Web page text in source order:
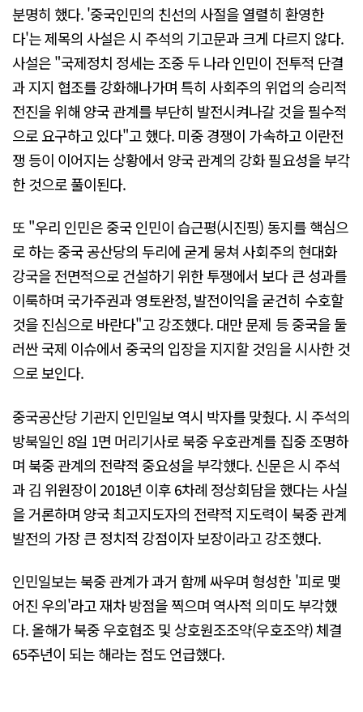
분명히 했다. '중국인민의 친선의 사절을 열렬히 환영한
다'는 제목의 사설은 시 주석의 기고문과 크게 다르지 않다.
사설은 "국제정치 정세는 조중 두 나라 인민이 전투적 단결
과 지지 협조를 강화해나가며 특히 사회주의 위업의 승리적
전진을 위해 양국 관계를 부단히 발전시켜나갈 것을 필수적
으로 요구하고 있다"고 했다. 미중 경쟁이 가속하고 이란전
쟁 등이 이어지는 상황에서 양국 관계의 강화 필요성을 부각
한 것으로 풀이된다.
또 "우리 인민은 중국 인민이 습근평(시진핑) 동지를 핵심으
로 하는 중국 공산당의 두리에 굳게 뭉쳐 사회주의 현대화
강국을 전면적으로 건설하기 위한 투쟁에서 보다 큰 성과를
이룩하며 국가주권과 영토완정, 발전이익을 굳건히 수호할
것을 진심으로 바란다"고 강조했다. 대만 문제 등 중국을 둘
러싼 국제 이슈에서 중국의 입장을 지지할 것임을 시사한 것
으로 보인다.
중국공산당 기관지 인민일보 역시 박자를 맞췄다. 시 주석의
방북일인 8일 1면 머리기사로 북중 우호관계를 집중 조명하
며 북중 관계의 전략적 중요성을 부각했다. 신문은 시 주석
과 김 위원장이 2018년 이후 6차례 정상회담을 했다는 사실
을 거론하며 양국 최고지도자의 전략적 지도력이 북중 관계
발전의 가장 큰 정치적 강점이자 보장이라고 강조했다.
인민일보는 북중 관계가 과거 함께 싸우며 형성한 '피로 맺
어진 우의'라고 재차 방점을 찍으며 역사적 의미도 부각했
다. 올해가 북중 우호협조 및 상호원조조약(우호조약) 체결
65주년이 되는 해라는 점도 언급했다.